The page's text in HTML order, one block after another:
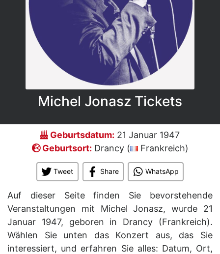
Michel Jonasz Tickets
Geburtsdatum: 21 Januar 1947
Geburtsort: Drancy ( Frankreich)
Tweet Share WhatsApp
Auf dieser Seite finden Sie bevorstehende
Veranstaltungen mit Michel Jonasz, wurde 21
Januar 1947, geboren in Drancy (Frankreich).
Wählen Sie unten das Konzert aus, das Sie
interessiert, und erfahren Sie alles: Datum, Ort,